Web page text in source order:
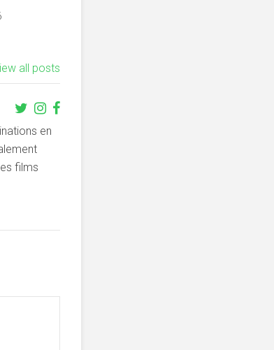
all posts
en
films